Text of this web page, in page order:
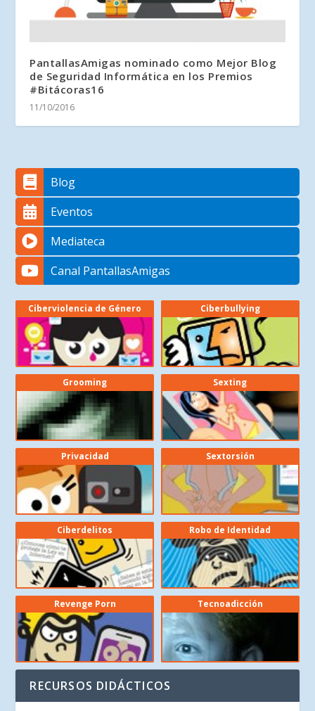
PantallasAmigas nominado como Mejor Blog
de Seguridad Informática en los Premios
#Bitácoras16
11/10/2016
Blog
Eventos
Mediateca
Canal PantallasAmigas
Ciberviolencia de Género Ciberbullying
Grooming Sexting
Privacidad Sextorsión
Ciberdelitos Robo de Identidad
Revenge Porn Tecnoadicción
RECURSOS DIDÁCTICOS